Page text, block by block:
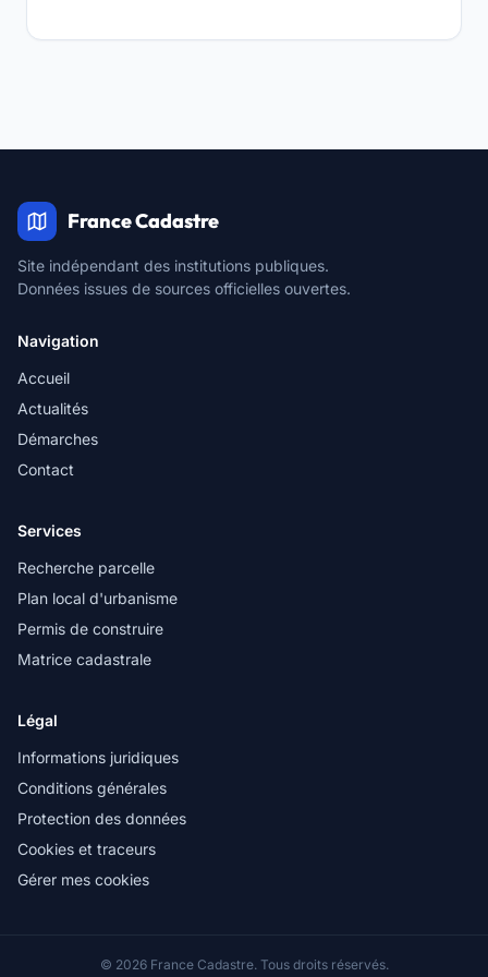
France Cadastre
Site indépendant des institutions publiques.
Données issues de sources officielles ouvertes.
Navigation
Accueil
Actualités
Démarches
Contact
Services
Recherche parcelle
Plan local d'urbanisme
Permis de construire
Matrice cadastrale
Légal
Informations juridiques
Conditions générales
Protection des données
Cookies et traceurs
Gérer mes cookies
© 2026 France Cadastre. Tous droits réservés.